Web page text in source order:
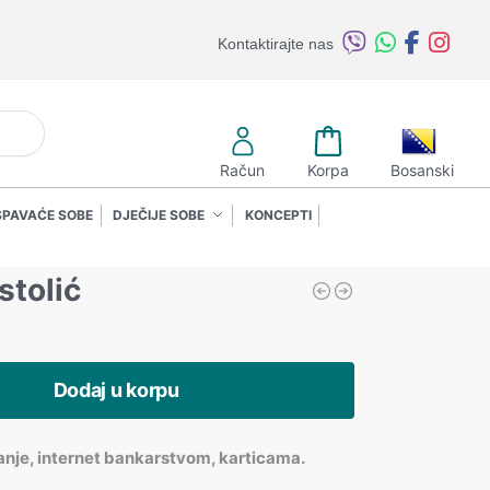
Kontaktirajte nas
Račun Korpa Bosanski
SOBE DJEČIJE SOBE KONCEPTI
Dodaj u korpu
internet bankarstvom, karticama.